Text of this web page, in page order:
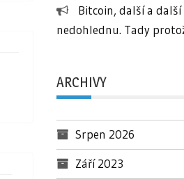
Bitcoin, další a
nedohlednu. Tady
ARCHIVY
Srpen 2026
Září 2023